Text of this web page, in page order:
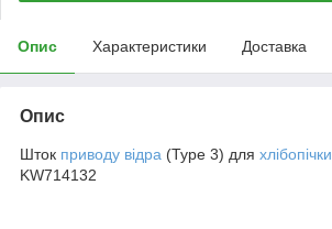
Опис Характеристики Доставка
Опис
Шток приводу відра (Type 3) для хлібопічки
KW714132